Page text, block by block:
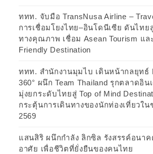
ททท. จับมือ TransNusa Airline –
การเชื่อมโยงไทย–อินโดนีเซีย ดันไท
ทางคุณภาพ เชื่อม Asean Tourism แล
Friendly Destination
ททท. สำนักงานมุมไบ เดินหน้ากลยุทธ์
360° ผนึก Team Thailand รุกตลาดอิน
มุ่งยกระดับไทยสู่ Top of Mind
กระตุ้นการเดินทางของนักท่องเที่ยวใน
2569
แสนสิริ ผนึกกำลัง ลิกซิล รังสรรค์อนา
อาศัย เพื่อชีวิตที่ยั่งยืนของคนไทย